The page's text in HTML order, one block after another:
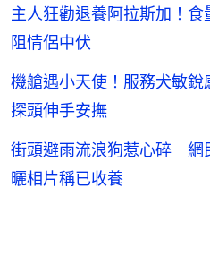
主人狂勸退養阿拉斯加！
阻情侶中伏
機艙遇小天使！服務犬敏
探頭伸手安撫
街頭避雨流浪狗惹心碎
曬相片稱已收養